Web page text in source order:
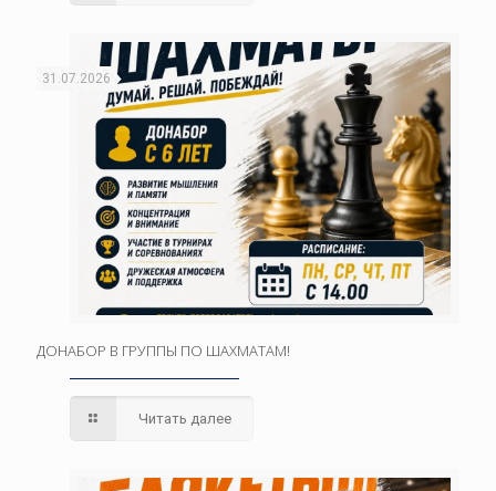
31.07.2026
ДОНАБОР В ГРУППЫ ПО ШАХМАТАМ!
Читать далее